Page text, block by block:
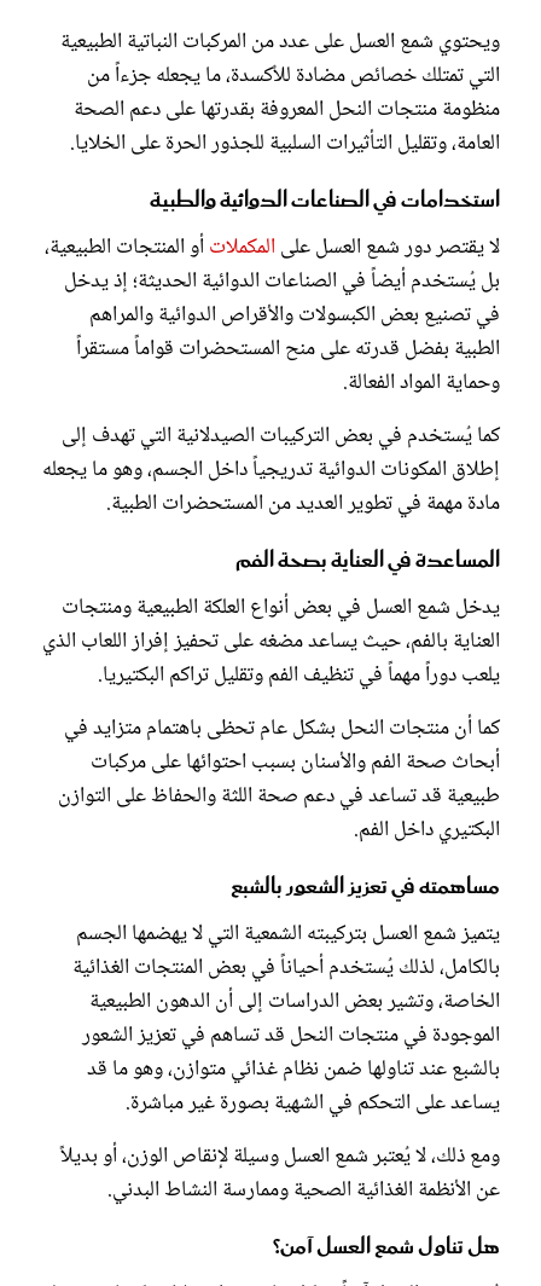
ويحتوي شمع العسل على عدد من المركبات النباتية الطبيعية
التي تمتلك خصائص مضادة للأكسدة، ما يجعله جزءاً من
منظومة منتجات النحل المعروفة بقدرتها على دعم الصحة
العامة، وتقليل التأثيرات السلبية للجذور الحرة على الخلايا.
استخدامات في الصناعات الدوائية والطبية
لا يقتصر دور شمع العسل على المكملاتأو المنتجات الطبيعية،
بل يُستخدم أيضاً في الصناعات الدوائية الحديثة؛ إذ يدخل
في تصنيع بعض الكبسولات والأقراص الدوائية والمراهم
الطبية بفضل قدرته على منح المستحضرات قواماً مستقراً
وحماية المواد الفعالة.
كما يُستخدم في بعض التركيبات الصيدلانية التي تهدف إلى
إطلاق المكونات الدوائية تدريجياً داخل الجسم، وهو ما يجعله
مادة مهمة في تطوير العديد من المستحضرات الطبية.
المساعدة في العناية بصحة الفم
يدخل شمع العسل في بعض أنواع العلكة الطبيعية ومنتجات
العناية بالفم، حيث يساعد مضغه على تحفيز إفراز اللعاب الذي
يلعب دوراً مهماً في تنظيف الفم وتقليل تراكم البكتيريا.
كما أن منتجات النحل بشكل عام تحظى باهتمام متزايد في
أبحاث صحة الفم والأسنان بسبب احتوائها على مركبات
طبيعية قد تساعد في دعم صحة اللثة والحفاظ على التوازن
البكتيري داخل الفم.
مساهمته في تعزيز الشعور بالشبع
يتميز شمع العسل بتركيبته الشمعية التي لا يهضمها الجسم
بالكامل، لذلك يُستخدم أحياناً في بعض المنتجات الغذائية
الخاصة، وتشير بعض الدراسات إلى أن الدهون الطبيعية
الموجودة في منتجات النحل قد تساهم في تعزيز الشعور
بالشبع عند تناولها ضمن نظام غذائي متوازن، وهو ما قد
يساعد على التحكم في الشهية بصورة غير مباشرة.
ومع ذلك، لا يُعتبر شمع العسل وسيلة لإنقاص الوزن، أو بديلاً
عن الأنظمة الغذائية الصحية وممارسة النشاط البدني.
هل تناول شمع العسل آمن؟